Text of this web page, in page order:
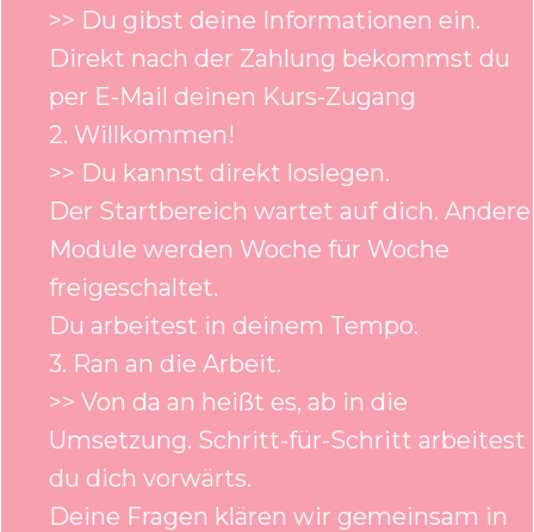
>> Du gibst deine Informationen ein.
Direkt nach der Zahlung bekommst du
per E-Mail deinen Kurs-Zugang
2. Willkommen!
>> Du kannst direkt loslegen.
Der Startbereich wartet auf dich. Andere
Module werden Woche für Woche
freigeschaltet.
Du arbeitest in deinem Tempo.
3. Ran an die Arbeit.
>> Von da an heißt es, ab in die
Umsetzung. Schritt-für-Schritt arbeitest
du dich vorwärts.
Deine Fragen klären wir gemeinsam in